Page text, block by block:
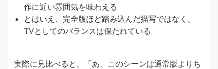
作に近い雰囲気を味わえる
とはいえ、完全版ほど踏み込んだ描写ではなく、
TVとしてのバランスは保たれている
実際に見比べると、「あ、このシーンは通常版よりち